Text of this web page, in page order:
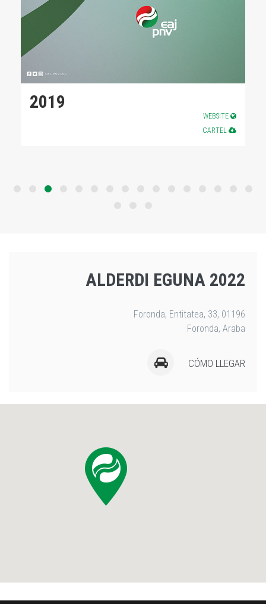
2019
WEBSITE
CARTEL
ALDERDI EGUNA 2022
Foronda, Entitatea, 33, 01196
Foronda, Araba
CÓMO LLEGAR